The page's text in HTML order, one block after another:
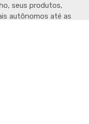
seus produtos,
autônomos até as